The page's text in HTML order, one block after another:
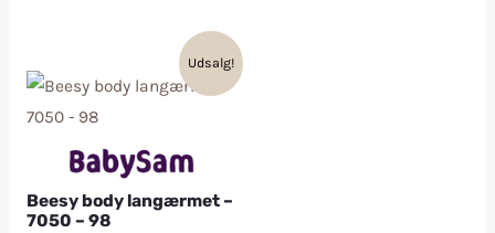
Udsalg!
Beesy body langærmet –
7050 – 98